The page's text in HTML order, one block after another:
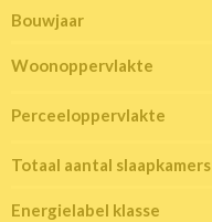
Bouwjaar
Woonoppervlakte
Perceeloppervlakte
Totaal aantal slaapkamers
Energielabel klasse